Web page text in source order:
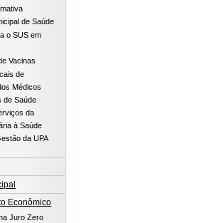
de Saúde
o SUS em
Vacinas
de
Médicos
de Saúde
da
à Saúde
da UPA
Econômico
Juro Zero